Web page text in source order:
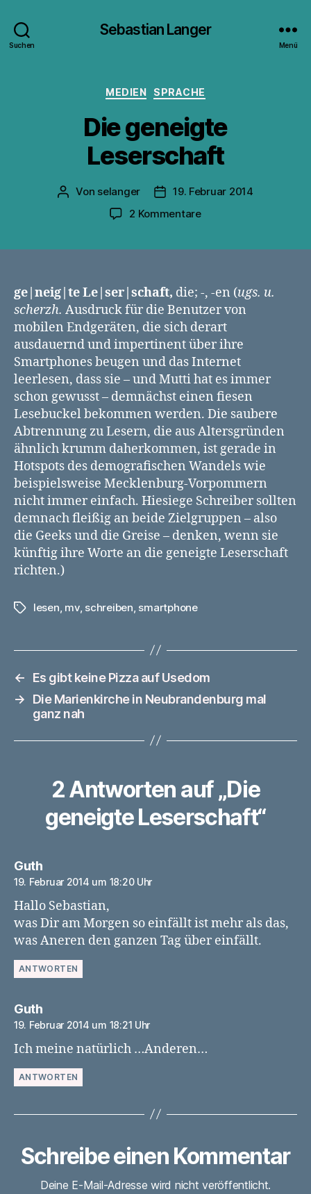
Suchen
Sebastian Langer
Menü
Kategorien
MEDIEN SPRACHE
Die geneigte
Leserschaft
Beitragsautor
Von selanger Veröffentlichungsdatum
19. Februar 2014
2 Kommentarezu
ge|neig|te Le|ser|schaft, die; -, -en (ugs. u.
scherzh. Ausdruck für die Benutzer von
mobilen Endgeräten, die sich derart
ausdauernd und impertinent über ihre
Smartphones beugen und das Internet
leerlesen, dass sie – und Mutti hat es immer
schon gewusst – demnächst einen fiesen
Lesebuckel bekommen werden. Die saubere
Abtrennung zu Lesern, die aus Altersgründen
ähnlich krumm daherkommen, ist gerade in
Hotspots des demografischen Wandels wie
beispielsweise Mecklenburg-Vorpommern
nicht immer einfach. Hiesiege Schreiber sollten
demnach fleißig an beide Zielgruppen – also
die Geeks und die Greise – denken, wenn sie
künftig ihre Worte an die geneigte Leserschaft
richten.)
Schlagwörter
lesen mv, schreiben smartphone
←
Es gibt keine Pizza auf Usedom
→
Die Marienkirche in Neubrandenburg mal
ganz nah
2 Antworten auf „Die
geneigte Leserschaft“
Guthsagt:
19. Februar 2014 um 18:20 Uhr
Hallo Sebastian,
was Dir am Morgen so einfällt ist mehr als das,
was Aneren den ganzen Tag über einfällt.
ANTWORTEN
Guthsagt:
19. Februar 2014 um 18:21 Uhr
Ich meine natürlich …Anderen…
ANTWORTEN
Schreibe einen Kommentar
Deine E-Mail-Adresse wird nicht veröffentlicht.